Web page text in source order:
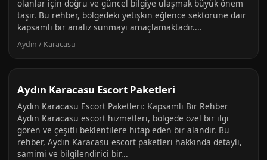
olanlar için doğru ve güncel bilgiye ulaşmak büyük önem
taşır. Bu rehber, bölgedeki yetişkin eğlence sektörüne dair
kapsamlı bir analiz sunmayı amaçlamaktadır....
Aydın / Karacasu
Aydın Karacasu Escort Paketleri
Aydın Karacasu Escort Paketleri: Kapsamlı Bir Rehber
Aydın Karacasu escort hizmetleri, bölgede özel bir ilgi
gören ve çeşitli beklentilere hitap eden bir alandır. Bu
rehber, Aydın Karacasu escort paketleri hakkında detaylı,
samimi ve bilgilendirici bir...